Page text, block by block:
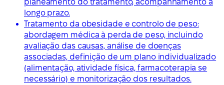
planeamento do tratamento, acompanhamento a
longo prazo.
Tratamento da obesidade e controlo de peso:
abordagem médica à perda de peso, incluindo
avaliação das causas, análise de doenças
associadas, definição de um plano individualizado
(alimentação, atividade física, farmacoterapia se
necessário) e monitorização dos resultados.